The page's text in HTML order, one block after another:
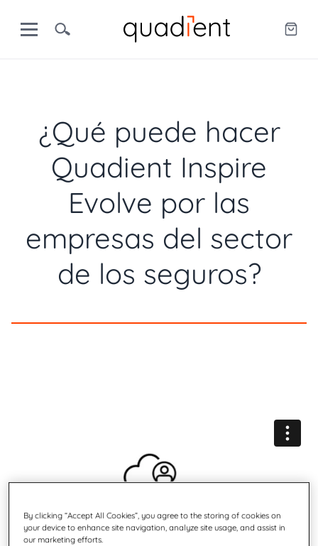
¿Qué puede hacer
Quadient Inspire
Evolve por las
empresas del sector
de los seguros?
By clicking “Accept All Cookies”, you agree to the storing of cookies on
your device to enhance site navigation, analyze site usage, and assist in
our marketing efforts.